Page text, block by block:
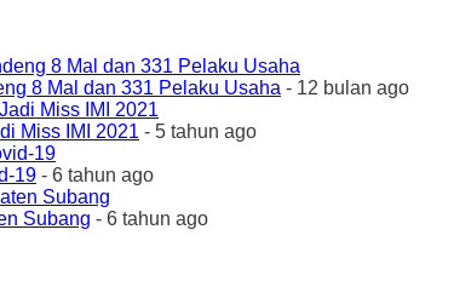
8 Mal dan 331 Pelaku Usaha - 12 bulan ago
Miss IMI 2021 - 5 tahun ago
19 - 6 tahun ago
Subang - 6 tahun ago